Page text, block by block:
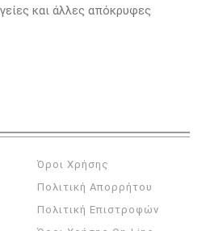
και άλλες απόκρυφες
Όροι Χρήσης
Πολιτική Απορρήτου
Πολιτική Επιστροφών